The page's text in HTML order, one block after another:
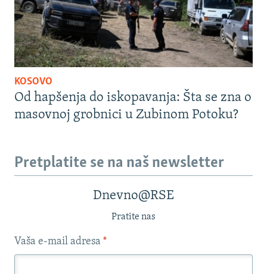
KOSOVO
Od hapšenja do iskopavanja: Šta se zna o
masovnoj grobnici u Zubinom Potoku?
Pretplatite se na naš newsletter
Dnevno@RSE
Pratite nas
Vaša e-mail adresa *